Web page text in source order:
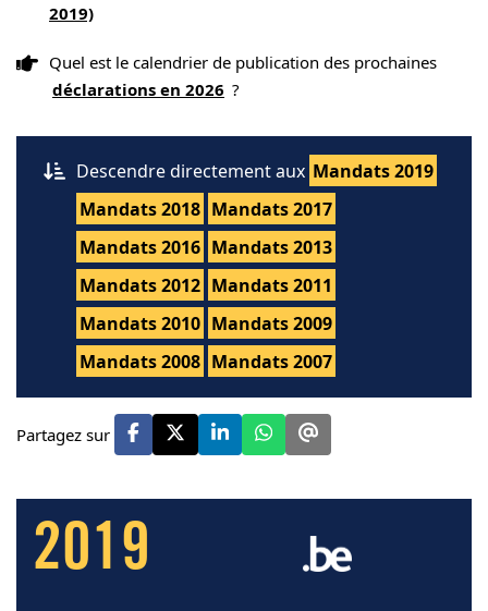
2019)
Quel est le calendrier de publication des prochaines
déclarations en 2026 ?
Descendre directement aux Mandats 2019
Mandats 2018 Mandats 2017
Mandats 2016 Mandats 2013
Mandats 2012 Mandats 2011
Mandats 2010 Mandats 2009
Mandats 2008 Mandats 2007
Partagez sur
2019